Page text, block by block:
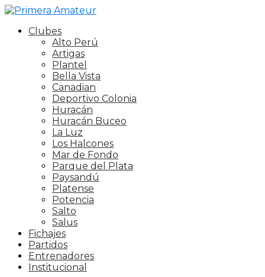
Clubes
Alto Perú
Artigas
Plantel
Bella Vista
Canadian
Deportivo Colonia
Huracán
Huracán Buceo
La Luz
Los Halcones
Mar de Fondo
Parque del Plata
Paysandú
Platense
Potencia
Salto
Salus
Fichajes
Partidos
Entrenadores
Institucional